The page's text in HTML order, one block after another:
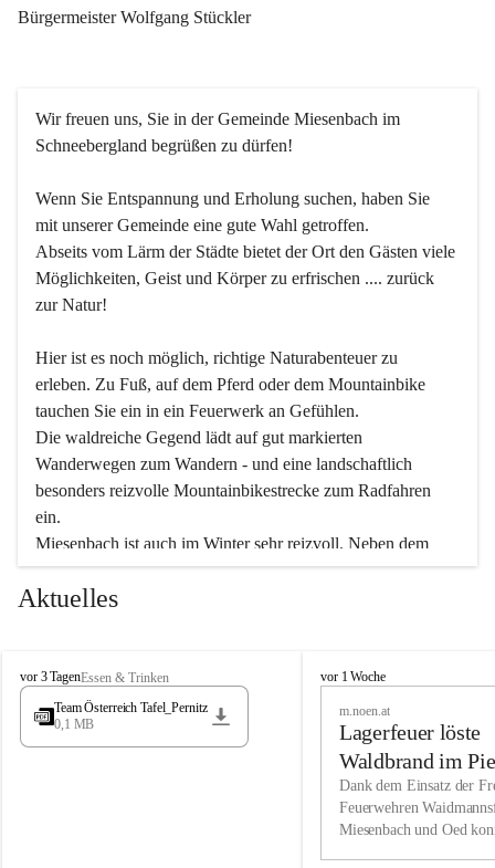
Bürgermeister Wolfgang Stückler
Wir freuen uns, Sie in der Gemeinde Miesenbach im
Schneebergland begrüßen zu dürfen!
Wenn Sie Entspannung und Erholung suchen, haben Sie
mit unserer Gemeinde eine gute Wahl getroffen.
Abseits vom Lärm der Städte bietet der Ort den Gästen viele
Möglichkeiten, Geist und Körper zu erfrischen .... zurück
zur Natur!
Hier ist es noch möglich, richtige Naturabenteuer zu
erleben. Zu Fuß, auf dem Pferd oder dem Mountainbike
tauchen Sie ein in ein Feuerwerk an Gefühlen.
Die waldreiche Gegend lädt auf gut markierten
Wanderwegen zum Wandern - und eine landschaftlich
besonders reizvolle Mountainbikestrecke zum Radfahren
ein.
Miesenbach ist auch im Winter sehr reizvoll. Neben dem
Eisstockschießen gibt es auf dem nahe gelegenen Unterberg
wunderschöne Naturschneepisten, die zum Schifahren oder
vielfältige Angebot unserer Kulturvereine.
Überzeugen Sie sich selbst, dass Sie in Miesenbach sowie
in den Beherbergungsbetrieben, Gaststätten und urigen
Wir kennen Miesenbach als lebens- und liebenswerten Ort.
Tradition und Innovation werden ebenso groß geschrieben
Aktuelles
M
i
s
vor 3 TagenEssen & Trinken
Team Österreich Tafel_Pernitz
0,1 MB
M
h
vor 1 Woche
m.noen.at
Lagerfeuer löste
Waldbrand im
aus
Dank dem Einsatz der
Feuerwehren
Miesenbach und Oed